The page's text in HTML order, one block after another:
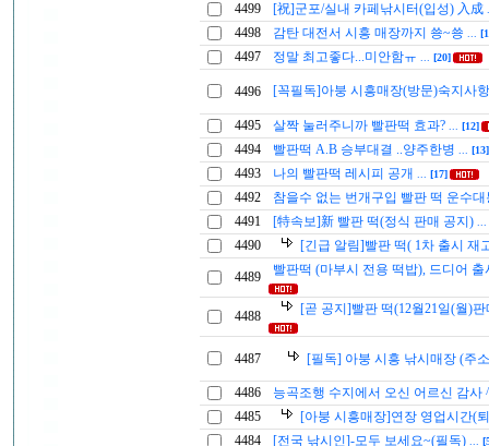
4499
[祝]군포/실내 카페낚시터(입성) 入成
4498 감탄 대전서 시흥 매장까지 쑝~쑝
4497 정말 최고좋다...미안함ㅠ [20]
4496 [꼭필독]아붕 시흥매장(방문)숙지사
4495 살짝 눌러주니까 빨판떡 효과? [12]
4494 빨판떡 A.B 승부대결 ..양주한병 [13]
4493 나의 빨판떡 레시피 공개 [17]
4492
참을수 없는 번개구입 빨판 떡 운수
4491
[特속보]新 빨판 떡(정식 판매 공지)
4490 [긴급 알림]빨판 떡( 1차 출시 재
4489 빨판떡 (마부시 전용 떡밥), 드디어
4488 [곧 공지]빨판 떡(12월21일(월)
4487 [필독] 아붕 시흥 낚시매장 (주
4486
능곡조행 수지에서 오신 어르신 감사
4485
[아붕 시흥매장]연장 영업시간(
4484
[전국 낚시인]-모두 보세요~(필독)